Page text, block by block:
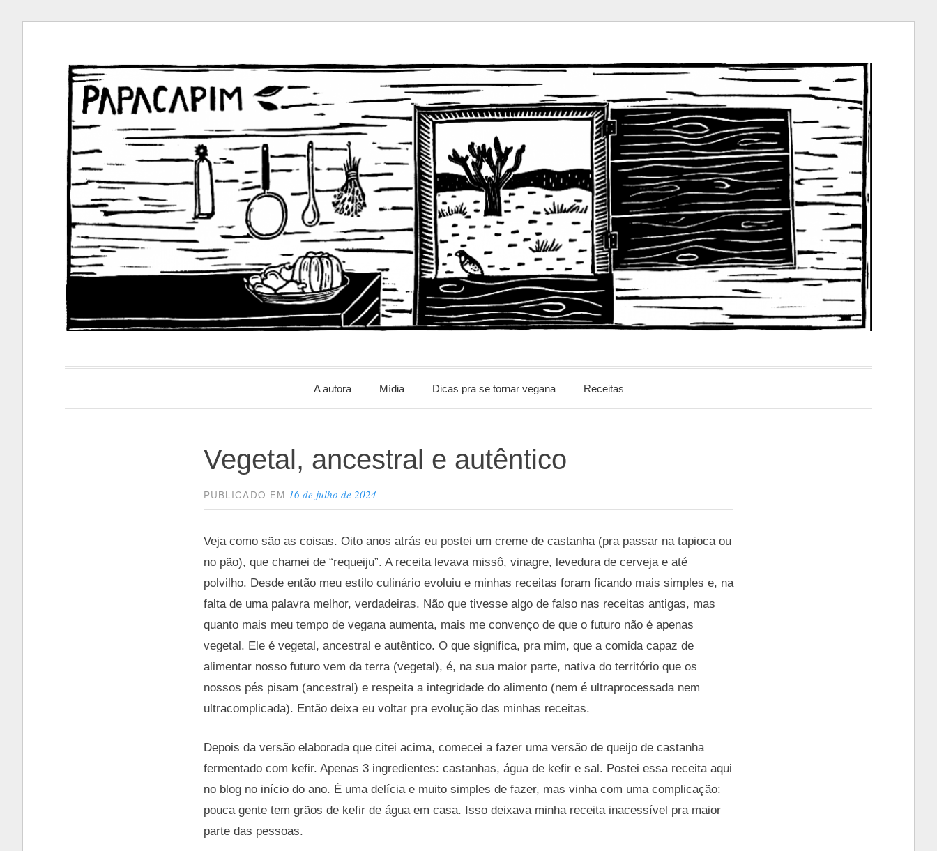
conteúdo
PapacapimA autora Mídia Dicas pra se tornar vegana Receitas
Vegetal, ancestral e autêntico
PUBLICADO EM 16 de julho de 2024
Veja como são as coisas. Oito anos atrás eu postei um creme de castanha (pra passar na tapioca ou
no pão), que chamei de “requeiju”. A receita levava missô, vinagre, levedura de cerveja e até
polvilho. Desde então meu estilo culinário evoluiu e minhas receitas foram ficando mais simples e, na
falta de uma palavra melhor, verdadeiras. Não que tivesse algo de falso nas receitas antigas, mas
quanto mais meu tempo de vegana aumenta, mais me convenço de que o futuro não é apenas
vegetal. Ele é vegetal, ancestral e autêntico. O que significa, pra mim, que a comida capaz de
alimentar nosso futuro vem da terra (vegetal), é, na sua maior parte, nativa do território que os
nossos pés pisam (ancestral) e respeita a integridade do alimento (nem é ultraprocessada nem
ultracomplicada). Então deixa eu voltar pra evolução das minhas receitas.
Depois da versão elaborada que citei acima, comecei a fazer uma versão de queijo de castanha
fermentado com kefir. Apenas 3 ingredientes: castanhas, água de kefir e sal. Postei essa receita aqui
no blog no início do ano. É uma delícia e muito simples de fazer, mas vinha com uma complicação:
pouca gente tem grãos de kefir de água em casa. Isso deixava minha receita inacessível pra maior
parte das pessoas.